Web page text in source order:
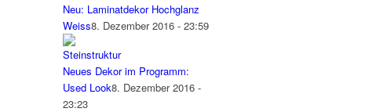
Neu: Laminatdekor Hochglanz
Weiss8. Dezember 2016 - 23:59
Neues Dekor im Programm:
Used Look8. Dezember 2016 -
23:23